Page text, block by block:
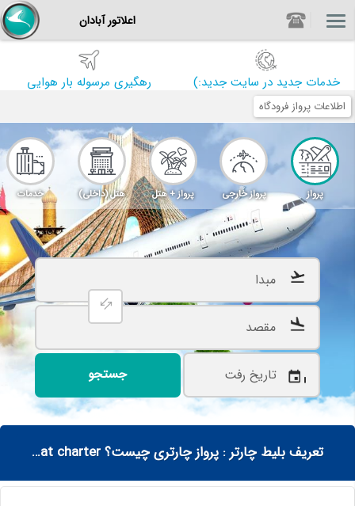
اعلاتور آبادان
خدمات جدید در سایت جدید:) رهگیری مرسوله بار هوایی
اطلاعات پرواز فرودگاه
پرواز پرواز خارجی پرواز + هتل هتل (داخلی)
خدمات
فرودگاهی
نمایش کمترین نرخ در صورت
جستجو
تعریف بلیط چارتر : پرواز چارتری چیست؟ Full charter | seat charter